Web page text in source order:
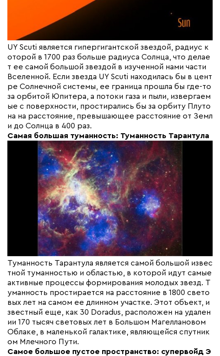
UY Scuti является гипергигантской звездой, радиус к
оторой в 1700 раз больше радиуса Солнца, что делае
т ее самой большой звездой в изученной нами части
Вселенной. Если звезда UY Scuti находилась бы в цент
ре Солнечной системы, ее граница прошла бы где-то
за орбитой Юпитера, а потоки газа и пыли, извергаем
ые с поверхности, простирались бы за орбиту Плуто
на на расстояние, превышающее расстояние от Земл
и до Солнца в 400 раз.
Самая большая туманность: Туманность Тарантула
Туманность Тарантула является самой большой извес
тной туманностью и областью, в которой идут самые
активные процессы формирования молодых звезд. Т
уманность простирается на расстояние в 1800 свето
вых лет на самом ее длинном участке. Этот объект, и
звестный еще, как 30 Doradus, расположен на удален
ии 170 тысяч световых лет в Большом Магеллановом
Облаке, в маленькой галактике, являющейся спутник
ом Млечного Пути.
Самое большое пустое пространство: супервойд Э